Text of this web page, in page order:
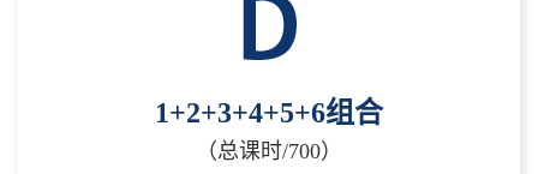
1+2+3+4+5+6组合
（总课时/700）